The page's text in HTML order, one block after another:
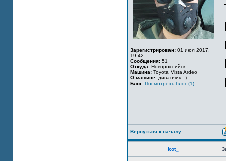
Зарегистрирован: 01 июл 2017,
19:42
Сообщения: 51
Откуда: Новороссийск
Машина: Toyota Vista Ardeo
О машине: диванчик =)
Блог: Посмотреть блог (1)
Вернуться к началу
kot_